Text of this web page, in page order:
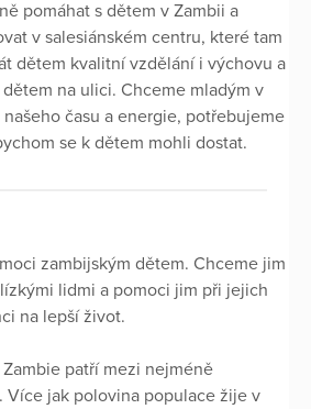
pomáhat s dětem v Zambii a
v salesiánském centru, které tam
dětem kvalitní vzdělání i výchovu a
na ulici. Chceme mladým v
času a energie, potřebujeme
se k dětem mohli dostat.
zambijským dětem. Chceme jim
lidmi a pomoci jim při jejich
na lepší život.
Zambie patří mezi nejméně
Více jak polovina populace žije v